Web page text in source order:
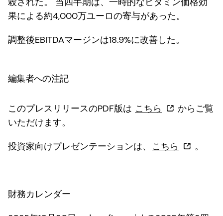
果による約4,000万ユーロの寄与があった。
調整後EBITDAマージンは18.9%に改善した。
編集者への注記
このプレスリリースのPDF版は こちら
からご覧
いただけます。
投資家向けプレゼンテーションは、
こちら 。
財務カレンダー